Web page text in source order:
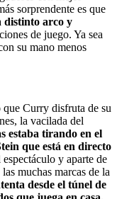
sorprendente es que
distinto arco y
de juego. Ya sea
su mano menos
que Curry disfruta de su
la vacilada del
estaba tirando en el
que está en directo
espectáculo y aparte de
muchas marcas de la
desde el túnel de